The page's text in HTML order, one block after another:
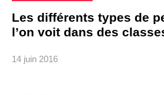
Les différents types de
l’on voit dans des
14 juin 2016